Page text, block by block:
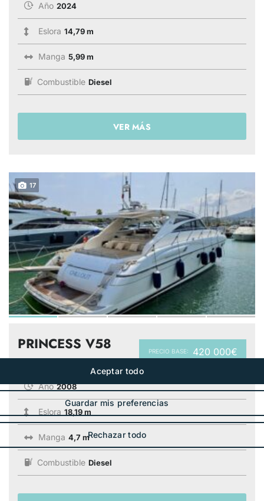
Año 2024
Eslora 14,79 m
Manga 5,99 m
Combustible Diesel
VER MÁS
17
PRECIO BASE: 420 000€
PRINCESS V58
Año 2008
Eslora 18,19 m
Manga 4,7 m
Combustible Diesel